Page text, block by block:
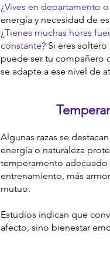
¿Vives en departamento
energía y necesidad de
¿Tienes muchas horas
constante? Si eres
puede ser tu compañero
se adapte a ese nivel de
Algunas razas se
energía o naturaleza
temperamento adecuado
entrenamiento, más
mutuo.
Estudios indican que
afecto, sino bienestar